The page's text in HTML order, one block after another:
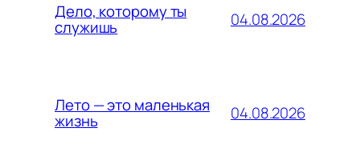
Дело, которому ты
служишь 04.08.2026
Лето — это маленькая
жизнь 04.08.2026